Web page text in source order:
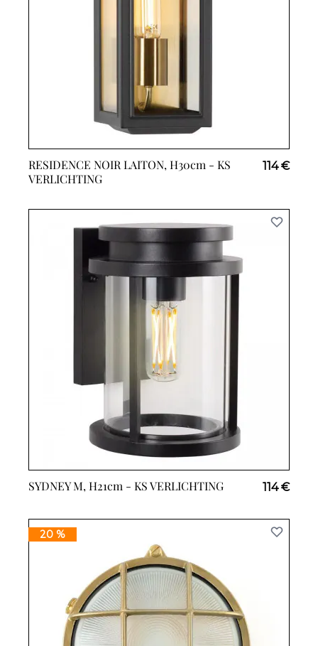
RESIDENCE NOIR LAITON, H30cm - KS
VERLICHTING
114 €
SYDNEY M, H21cm - KS VERLICHTING 114 €
20 %